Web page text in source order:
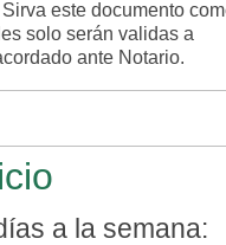
este documento
solo serán validas a
ante Notario.
a la semana: